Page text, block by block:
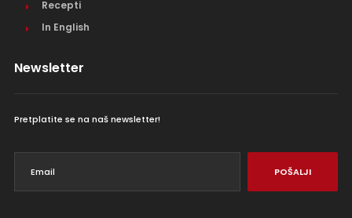
Recepti
In English
Newsletter
Pretplatite se na naš newsletter!
POŠALJI